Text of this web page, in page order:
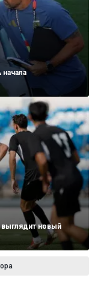
новый